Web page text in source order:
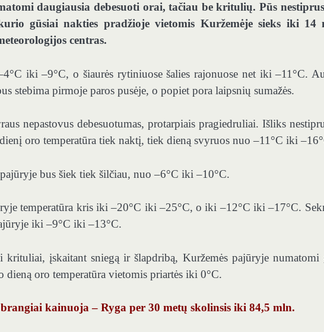
daugiausia debesuoti orai, tačiau be kritulių. Pūs
gūsiai nakties pradžioje vietomis Kuržemėje sieks iki 14
centras.
iki –9°C, o šiaurės rytiniuose šalies rajonuose net iki –11°C.
stebima pirmoje paros pusėje, o popiet pora laipsnių sumažės.
nepastovus debesuotumas, protarpiais pragiedruliai. Išliks
oro temperatūra tiek naktį, tiek dieną svyruos nuo –11°C iki
pajūryje bus šiek tiek šilčiau, nuo –6°C iki –10°C.
temperatūra kris iki –20°C iki –25°C, o iki –12°C iki –17°C.
iki –9°C iki –13°C.
krituliai, įskaitant sniegą ir šlapdribą, Kuržemės pajūryje
oro temperatūra vietomis priartės iki 0°C.
kainuoja – Ryga per 30 metų skolinsis iki 84,5 mln.